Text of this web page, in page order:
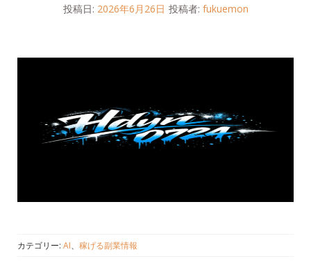
投稿日: 2026年6月26日 投稿者: fukuemon
カテゴリー: AI、 稼げる副業情報